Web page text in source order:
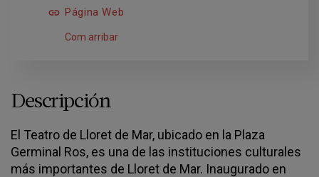
Página Web
Com arribar
Descripción
El Teatro de Lloret de Mar, ubicado en la Plaza
Germinal Ros, es una de las instituciones culturales
más importantes de Lloret de Mar. Inaugurado en